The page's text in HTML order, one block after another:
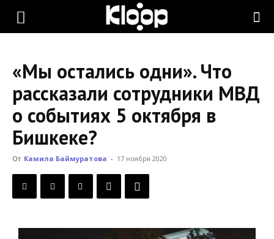
KLOOP.KG
Новости
Кыргызстана
«Мы остались одни». Что
рассказали сотрудники МВД
о событиях 5 октября в
Бишкеке?
От Камила Баймуратова - 17 ноября 2020